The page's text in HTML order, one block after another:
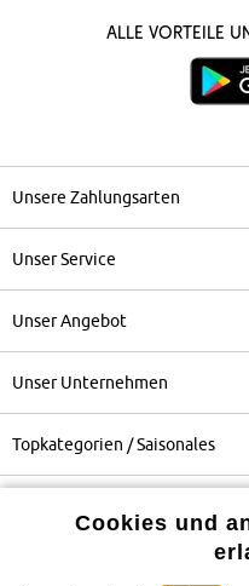
Alle Vorteile
Unsere Zahlungsarten
Unser Service
Unser Angebot
Unser Unternehmen
Topkategorien / Saisonales
Mehr
Cookies und